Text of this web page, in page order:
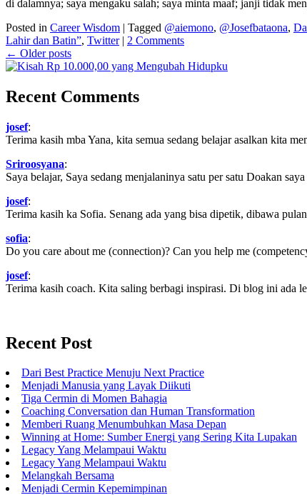
di dalamnya; saya mengaku salah; saya minta maaf; janji tidak
Posted in Career Wisdom | Tagged @aiemono, @Josefbataona,
Lahir dan Batin”, Twitter | 2 Comments
← Older posts
Recent Comments
josef:
Terima kasih mba Yana, kita semua sedang belajar asalkan kita
Sriroosyana:
Saya belajar, Saya sedang menjalaninya satu per satu Doakan
josef:
Terima kasih ka Sofia. Senang ada yang bisa dipetik, dibawa
sofia:
Do you care about me (connection)? Can you help me
josef:
Terima kasih coach. Kita saling berbagi inspirasi. Di blog ini ada
Recent Post
Dari Best Practice Menuju Next Practice
Menjadi Manusia yang Layak Diikuti
Tiga Cermin di Momen Bahagia
Coaching Conversation dan Human Transformation
Memberi Ruang Menumbuhkan Masa Depan
Winning at Home: Sumber Energi yang Sering Kita Lupakan
Legacy Yang Melampaui Waktu
Legacy Yang Melampaui Waktu
Melangkah Bersama
Menjadi Cermin Kepemimpinan